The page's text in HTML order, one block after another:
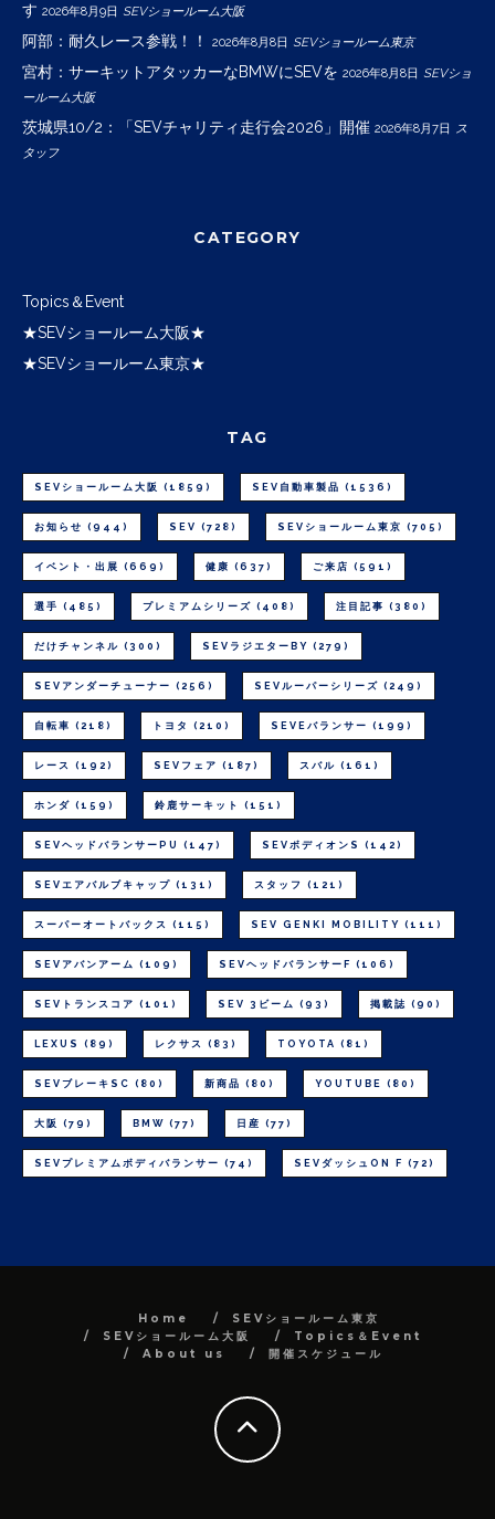
す 2026年8月9日 SEVショールーム大阪
阿部：耐久レース参戦！！ 2026年8月8日 SEVショールーム東京
宮村：サーキットアタッカーなBMWにSEVを 2026年8月8日 SEVショ
ールーム大阪
茨城県10/2：「SEVチャリティ走行会2026」開催 2026年8月7日 ス
タッフ
CATEGORY
Topics＆Event
★SEVショールーム大阪★
★SEVショールーム東京★
TAG
SEVショールーム大阪 (1859) SEV自動車製品 (1536)
お知らせ (944) SEV (728) SEVショールーム東京 (705)
イベント・出展 (669) 健康 (637) ご来店 (591)
選手 (485) プレミアムシリーズ (408) 注目記事 (380)
だけチャンネル (300) SEVラジエターBY (279)
SEVアンダーチューナー (256) SEVルーパーシリーズ (249)
自転車 (218) トヨタ (210) SEVEバランサー (199)
レース (192) SEVフェア (187) スバル (161)
ホンダ (159) 鈴鹿サーキット (151)
SEVヘッドバランサーPU (147) SEVボディオンS (142)
SEVエアバルブキャップ (131) スタッフ (121)
スーパーオートバックス (115) SEV GENKI MOBILITY (111)
SEVアバンアーム (109) SEVヘッドバランサーF (106)
SEVトランスコア (101) SEV 3ビーム (93) 掲載誌 (90)
LEXUS (89) レクサス (83) TOYOTA (81)
SEVブレーキSC (80) 新商品 (80) YOUTUBE (80)
大阪 (79) BMW (77) 日産 (77)
SEVプレミアムボディバランサー (74) SEVダッシュON F (72)
Home
SEVショールーム東京
SEVショールーム大阪
Topics＆Event
About us
開催スケジュール